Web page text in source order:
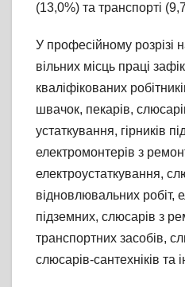
(13,0%) та транспорті
У професійному розрізі
вільних місць праці
кваліфікованих
швачок, пекарів,
устаткування, гірників
електромонтерів з
електроустаткування,
відновлювальних робіт,
підземних, слюсарів з
транспортних засобів,
слюсарів-сантехніків та